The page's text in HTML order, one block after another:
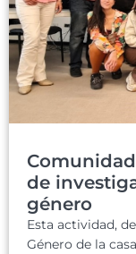
de
género
Esta actividad,
Género de la